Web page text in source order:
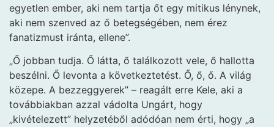
egyetlen ember, aki nem tartja őt egy mitikus lénynek,
aki nem szenved az ő betegségében, nem érez
fanatizmust iránta, ellene”.
„Ő jobban tudja. Ő látta, ő találkozott vele, ő hallotta
beszélni. Ő levonta a következtetést. Ő, ő, ő. A világ
közepe. A bezzeggyerek” – reagált erre Kele, aki a
továbbiakban azzal vádolta Ungárt, hogy
„kivételezett” helyzetéből adódóan nem érti, hogy „a